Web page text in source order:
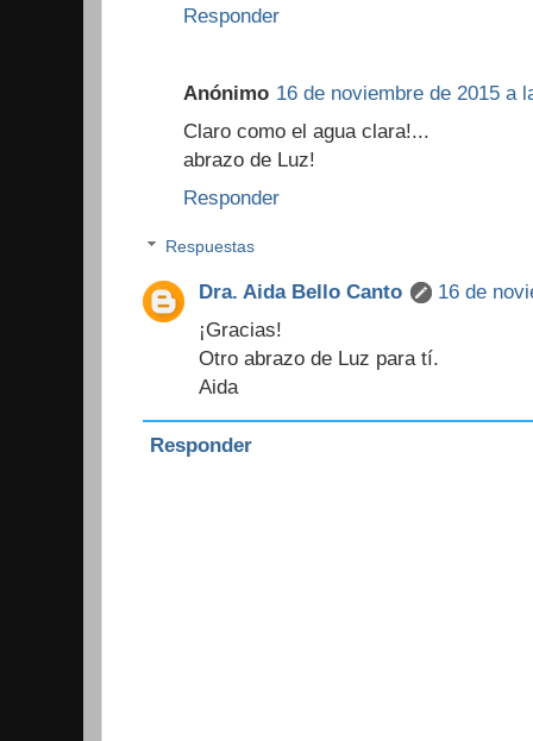
Responder
Anónimo 16 de noviembre de 2015 a
Claro como el agua clara!...
abrazo de Luz!
Responder
Respuestas
Dra. Aida Bello Canto
16 de
¡Gracias!
Otro abrazo de Luz para tí.
Aida
Responder